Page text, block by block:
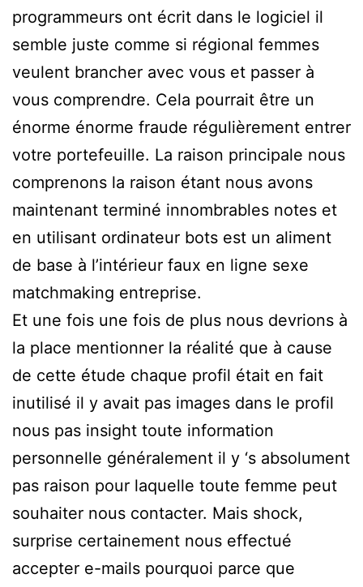
programmeurs ont écrit dans le logiciel il
semble juste comme si régional femmes
veulent brancher avec vous et passer à
vous comprendre. Cela pourrait être un
énorme énorme fraude régulièrement entrer
votre portefeuille. La raison principale nous
comprenons la raison étant nous avons
maintenant terminé innombrables notes et
en utilisant ordinateur bots est un aliment
de base à l’intérieur faux en ligne sexe
matchmaking entreprise.
Et une fois une fois de plus nous devrions à
la place mentionner la réalité que à cause
de cette étude chaque profil était en fait
inutilisé il y avait pas images dans le profil
nous pas insight toute information
personnelle généralement il y ‘s absolument
pas raison pour laquelle toute femme peut
souhaiter nous contacter. Mais shock,
surprise certainement nous effectué
accepter e-mails pourquoi parce que